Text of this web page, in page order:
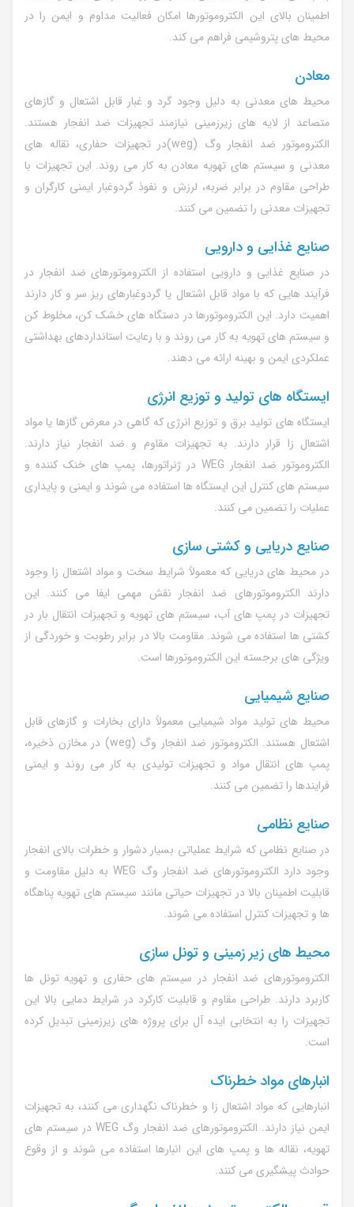
اطمینان بالای این الکتروموتورها امکان فعالیت مداوم و ایمن را در
محیط های پتروشیمی فراهم می کند.
معادن
محیط های معدنی به دلیل وجود گرد و غبار قابل اشتعال و گازهای
متصاعد از لایه های زیرزمینی نیازمند تجهیزات ضد انفجار هستند.
الکتروموتور ضد انفجار وگ (weg)در تجهیزات حفاری، نقاله های
معدنی و سیستم های تهویه معادن به کار می روند. این تجهیزات با
طراحی مقاوم در برابر ضربه، لرزش و نفوذ گردوغبار ایمنی کارگران و
تجهیزات معدنی را تضمین می کنند.
صنایع غذایی و دارویی
در صنایع غذایی و دارویی استفاده از الکتروموتورهای ضد انفجار در
فرآیند هایی که با مواد قابل اشتعال یا گردوغبارهای ریز سر و کار دارند
اهمیت دارد. این الکتروموتورها در دستگاه های خشک کن، مخلوط کن
و سیستم های تهویه به کار می روند و با رعایت استانداردهای بهداشتی
عملکردی ایمن و بهینه ارائه می دهند.
ایستگاه های تولید و توزیع انرژی
ایستگاه های تولید برق و توزیع انرژی که گاهی در معرض گازها یا مواد
اشتعال زا قرار دارند. به تجهیزات مقاوم و ضد انفجار نیاز دارند.
الکتروموتور ضد انفجار WEG در ژنراتورها، پمپ های خنک کننده و
سیستم های کنترل این ایستگاه ها استفاده می شوند و ایمنی و پایداری
عملیات را تضمین می کنند.
صنایع دریایی و کشتی سازی
در محیط های دریایی که معمولاً شرایط سخت و مواد اشتعال زا وجود
دارند الکتروموتورهای ضد انفجار نقش مهمی ایفا می کنند. این
تجهیزات در پمپ های آب، سیستم های تهویه و تجهیزات انتقال بار در
کشتی ها استفاده می شوند. مقاومت بالا در برابر رطوبت و خوردگی از
ویژگی های برجسته این الکتروموتورها است.
صنایع شیمیایی
محیط های تولید مواد شیمیایی معمولاً دارای بخارات و گازهای قابل
اشتعال هستند. الکتروموتور ضد انفجار وگ (weg) در مخازن ذخیره،
پمپ های انتقال مواد و تجهیزات تولیدی به کار می روند و ایمنی
فرایندها را تضمین می کنند.
صنایع نظامی
در صنایع نظامی که شرایط عملیاتی بسیار دشوار و خطرات بالای انفجار
وجود دارد الکتروموتورهای ضد انفجار وگ WEG به دلیل مقاومت و
قابلیت اطمینان بالا در تجهیزات حیاتی مانند سیستم های تهویه پناهگاه
ها و تجهیزات کنترل استفاده می شوند.
محیط های زیر زمینی و تونل سازی
الکتروموتورهای ضد انفجار در سیستم های حفاری و تهویه تونل ها
کاربرد دارند. طراحی مقاوم و قابلیت کارکرد در شرایط دمایی بالا این
تجهیزات را به انتخابی ایده آل برای پروژه های زیرزمینی تبدیل کرده
است.
انبارهای مواد خطرناک
انبارهایی که مواد اشتعال زا و خطرناک نگهداری می کنند، به تجهیزات
ایمن نیاز دارند. الکتروموتورهای ضد انفجار وگ WEG در سیستم های
تهویه، نقاله ها و پمپ های این انبارها استفاده می شوند و از وقوع
حوادث پیشگیری می کنند.